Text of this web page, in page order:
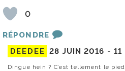
0
RÉPONDRE
DEEDEE 28 JUIN 2016 - 11
Dingue hein ? C’est tellement le